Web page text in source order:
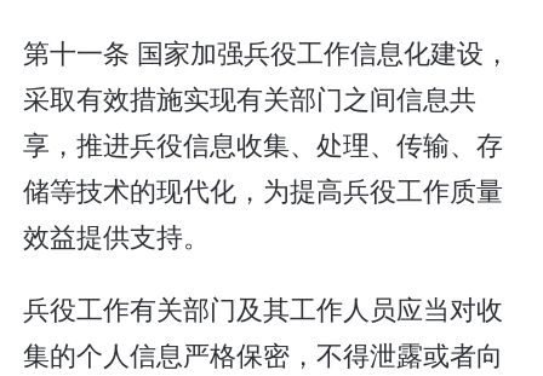
第十一条 国家加强兵役工作信息化建设，
采取有效措施实现有关部门之间信息共
享，推进兵役信息收集、处理、传输、存
储等技术的现代化，为提高兵役工作质量
效益提供支持。
兵役工作有关部门及其工作人员应当对收
集的个人信息严格保密，不得泄露或者向